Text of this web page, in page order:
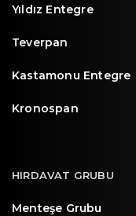
Yıldız Entegre
Teverpan
Kastamonu Entegre
Kronospan
HIRDAVAT GRUBU
Menteşe Grubu